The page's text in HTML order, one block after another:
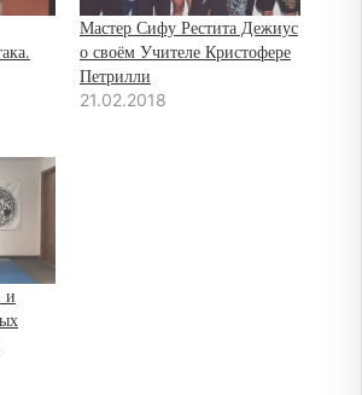
Мастер Сифу Рестита Дежиус
о своём Учителе Кристофере
Петрилли
21.02.2018
и